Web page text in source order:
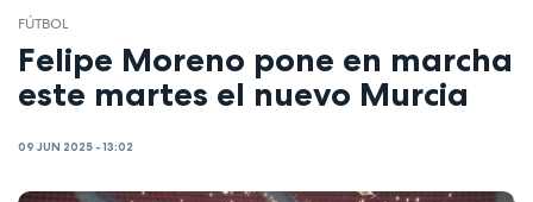
FÚTBOL
Felipe Moreno pone en marcha
este martes el nuevo Murcia
09 JUN 2025 - 13:02